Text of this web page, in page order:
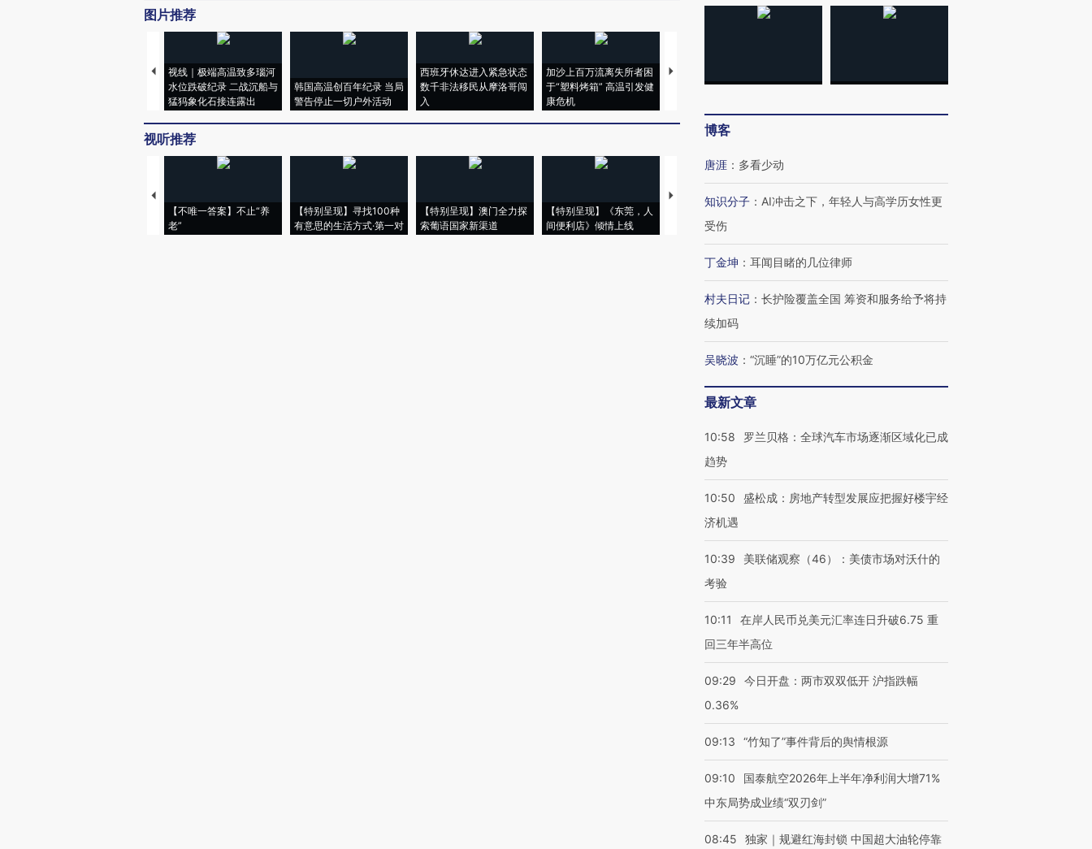
图片推荐
视线｜极端高温致多瑙河
水位跌破纪录 二战沉船与
猛犸象化石接连露出
韩国高温创百年纪录 当局
警告停止一切户外活动
西班牙休达进入紧急状态
数千非法移民从摩洛哥闯
入
加沙上百万流离失所者困
于“塑料烤箱” 高温引发健
康危机
马航飞行员跨国走私7万
粒摇头丸 尿检体内含3种
泽连斯基密集出访美英 索
秘鲁纳斯卡观光飞机坠毁
视听推荐
【不唯一答案】不止“养
老”
【特别呈现】寻找100种
有意思的生活方式·第一对
【特别呈现】澳门全力探
索葡语国家新渠道
【特别呈现】《东莞，人
间便利店》倾情上线
【推广】走进第四届链博
会，让数智科技“链”接产
【特别呈现】寻找100种
【商旅对话】华住集团
CFO：不靠规模取胜，华
博客
唐涯 ： 多看少动
知识分子 ： AI冲击之下，年轻人与高学历女性更
受伤
丁金坤 ： 耳闻目睹的几位律师
村夫日记 ： 长护险覆盖全国 筹资和服务给予将持
续加码
吴晓波 ： “沉睡”的10万亿元公积金
最新文章
10:58
罗兰贝格：全球汽车市场逐渐区域化已成
趋势
10:50
盛松成：房地产转型发展应把握好楼宇经
济机遇
10:39
美联储观察（46）：美债市场对沃什的
考验
10:11
在岸人民币兑美元汇率连日升破6.75 重
回三年半高位
09:29
今日开盘：两市双双低开 沪指跌幅
0.36%
09:13 “竹知了”事件背后的舆情根源
09:10
国泰航空2026年上半年净利润大增71%
中东局势成业绩“双刃剑”
08:45
独家｜规避红海封锁 中国超大油轮停靠